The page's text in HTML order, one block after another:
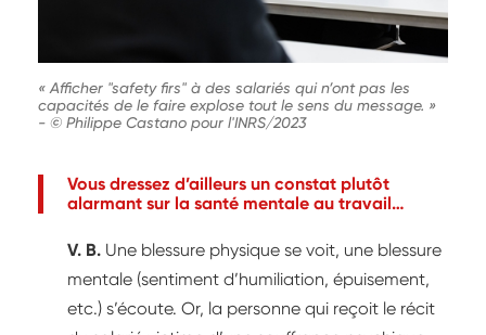
« Afficher "safety firs" à des salariés qui n’ont pas les
capacités de le faire explose tout le sens du message. »
- © Philippe Castano pour l'INRS/2023
Vous dressez d’ailleurs un constat plutôt
alarmant sur la santé mentale au travail…
V. B. Une blessure physique se voit, une blessure
mentale (sentiment d’humiliation, épuisement,
etc.) s’écoute. Or, la personne qui reçoit le récit